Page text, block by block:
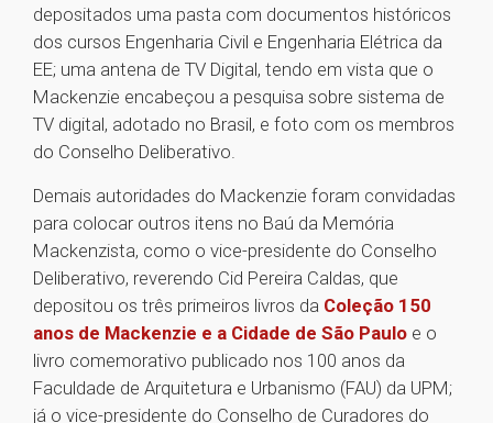
depositados uma pasta com documentos históricos
dos cursos Engenharia Civil e Engenharia Elétrica da
EE; uma antena de TV Digital, tendo em vista que o
Mackenzie encabeçou a pesquisa sobre sistema de
TV digital, adotado no Brasil, e foto com os membros
do Conselho Deliberativo.
Demais autoridades do Mackenzie foram convidadas
para colocar outros itens no Baú da Memória
Mackenzista, como o vice-presidente do Conselho
Deliberativo, reverendo Cid Pereira Caldas, que
depositou os três primeiros livros da Coleção 150
anos de Mackenzie e a Cidade de São Paulo e o
livro comemorativo publicado nos 100 anos da
Faculdade de Arquitetura e Urbanismo (FAU) da UPM;
já o vice-presidente do Conselho de Curadores do